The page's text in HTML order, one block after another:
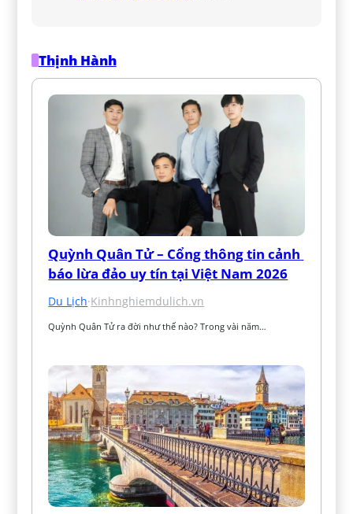
Thịnh Hành
Quỳnh Quân Tử – Cổng thông tin cảnh
báo lừa đảo uy tín tại Việt Nam 2026
Du Lịch·Kinhnghiemdulich.vn
Quỳnh Quân Tử ra đời như thế nào? Trong vài năm…